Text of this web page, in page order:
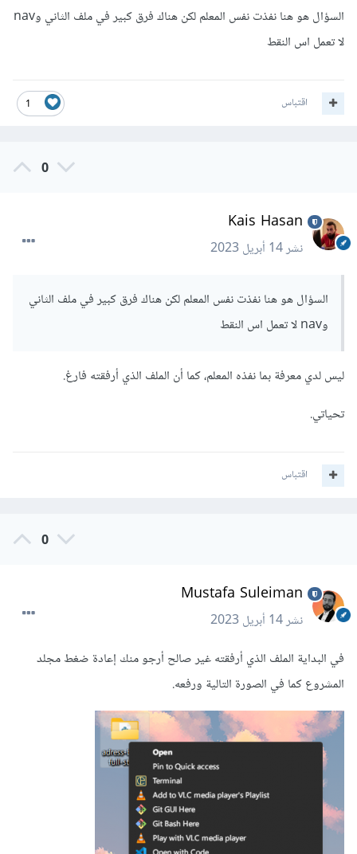
السؤال هو هنا نفذت نفس المعلم لكن هناك فرق كبير في ملف الثاني وnav
لا تعمل اس النقط
1 اقتباس
0
Kais Hasan
نشر14 أبريل 2023
السؤال هو هنا نفذت نفس المعلم لكن هناك فرق كبير في ملف الثاني
وnav لا تعمل اس النقط
ليس لدي معرفة بما نفذه المعلم، كما أن الملف الذي أرفقته فارغ.
تحياتي.
اقتباس
0
Mustafa Suleiman
نشر14 أبريل 2023
في البداية الملف الذي أرفقته غير صالح أرجو منك إعادة ضغط مجلد
المشروع كما في الصورة التالية ورفعه.